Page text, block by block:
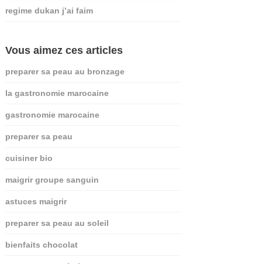
regime dukan j’ai faim
Vous aimez ces articles
preparer sa peau au bronzage
la gastronomie marocaine
gastronomie marocaine
preparer sa peau
cuisiner bio
maigrir groupe sanguin
astuces maigrir
preparer sa peau au soleil
bienfaits chocolat